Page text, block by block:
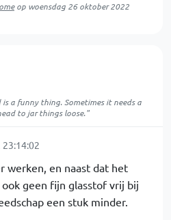
op woensdag 26 oktober 2022
a funny thing. Sometimes it needs a
to jar things loose."
werken, en naast dat het
geen fijn glasstof vrij bij
een stuk minder.